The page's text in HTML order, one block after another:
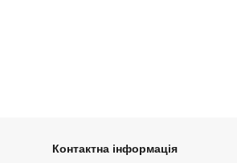
Контактна інформація